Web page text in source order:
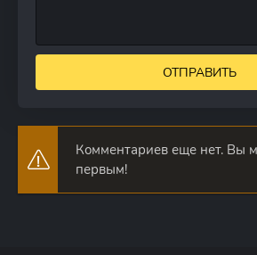
ОТПРАВИТЬ
Комментариев еще нет. Вы
первым!